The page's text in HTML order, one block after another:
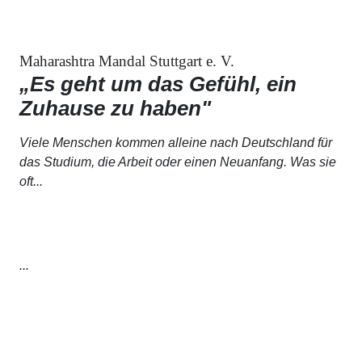
Maharashtra Mandal Stuttgart e. V.
„Es geht um das Gefühl, ein
Zuhause zu haben"
Viele Menschen kommen alleine nach Deutschland für
das Studium, die Arbeit oder einen Neuanfang. Was sie
oft...
...